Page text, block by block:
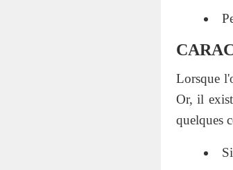
Lorsque
Or, il
quelques